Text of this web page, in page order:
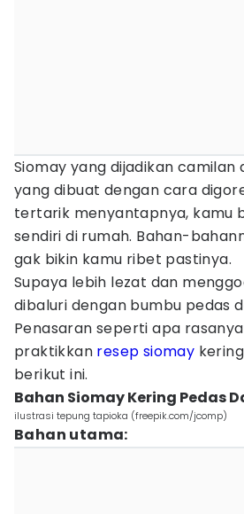
Siomay yang dijadikan camilan
yang dibuat dengan cara
tertarik menyantapnya, kamu
sendiri di rumah. Bahan-
gak bikin kamu ribet pastinya.
Supaya lebih lezat dan
dibaluri dengan bumbu pedas
Penasaran seperti apa
praktikkan resep siomay
berikut ini.
Bahan Siomay Kering Pedas
ilustrasi tepung tapioka (freepik.com/jcomp)
Bahan utama: